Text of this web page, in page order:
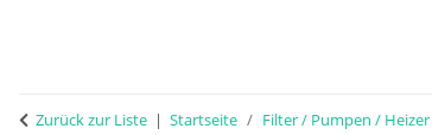
Zurück zur Liste Startseite Filter / Pumpen / Heizer